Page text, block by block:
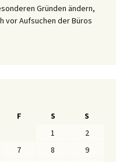
Gründen ändern,
vor Aufsuchen der Büros
F S
S
1
2
7 8
9